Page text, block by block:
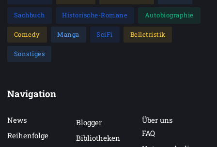
Sachbuch Historische-Romane Autobiographie
Comedy Manga SciFi Belletristik
Sonstiges
Navigation
News
Reihenfolge
Blogger
Bibliotheken
Über uns
FAQ